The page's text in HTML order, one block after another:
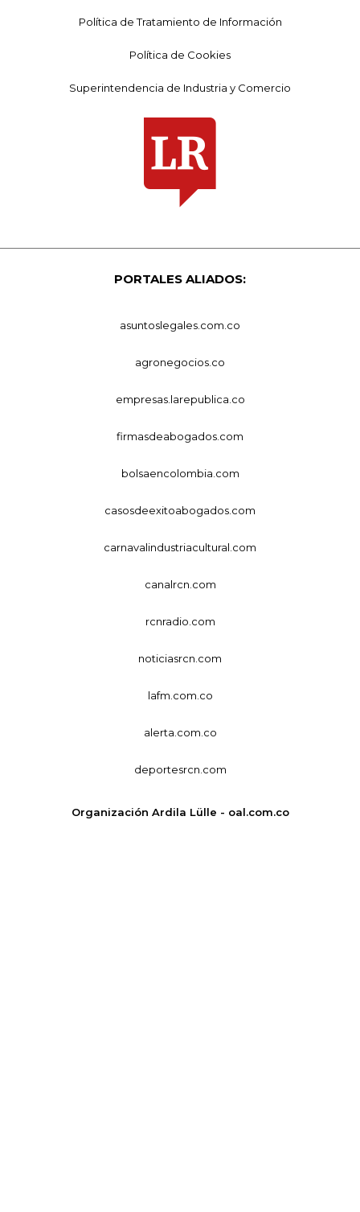
Política de Tratamiento de Información
Política de Cookies
Superintendencia de Industria y Comercio
PORTALES ALIADOS:
asuntoslegales.com.co
agronegocios.co
empresas.larepublica.co
firmasdeabogados.com
bolsaencolombia.com
casosdeexitoabogados.com
carnavalindustriacultural.com
canalrcn.com
rcnradio.com
noticiasrcn.com
lafm.com.co
alerta.com.co
deportesrcn.com
Organización Ardila Lülle - oal.com.co